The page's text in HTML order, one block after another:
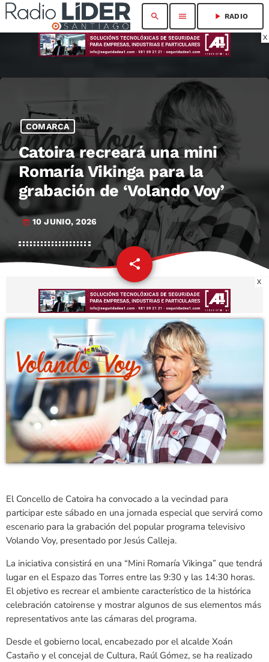
X
search menu play_arrow RADIO
COMARCA
Catoira recreará una mini
Romaría Vikinga para la
grabación de ‘Volando Voy’
today 10 JUNIO, 2026
share
email
X
El Concello de Catoira ha convocado a la vecindad para
participar este sábado en una jornada especial que servirá como
escenario para la grabación del popular programa televisivo
Volando Voy, presentado por Jesús Calleja.
La iniciativa consistirá en una “Mini Romaría Vikinga” que tendrá
lugar en el Espazo das Torres entre las 9:30 y las 14:30 horas.
El objetivo es recrear el ambiente característico de la histórica
celebración catoirense y mostrar algunos de sus elementos más
representativos ante las cámaras del programa.
Desde el gobierno local, encabezado por el alcalde Xoán
Castaño y el concejal de Cultura, Raúl Gómez, se ha realizado